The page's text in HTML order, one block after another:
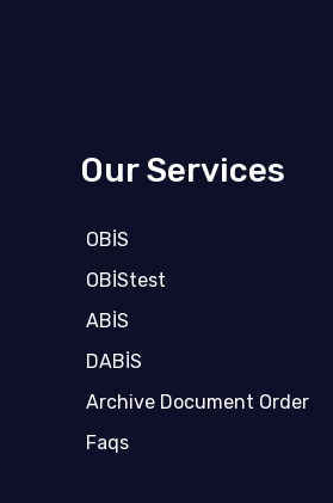
Our Services
OBİS
OBİStest
ABİS
DABİS
Archive Document Order
Faqs